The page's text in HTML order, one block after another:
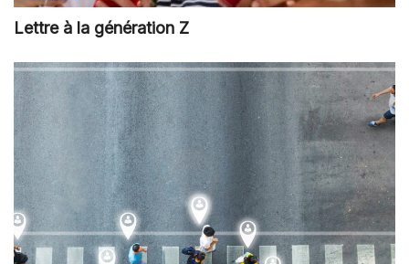
Lettre à la génération Z